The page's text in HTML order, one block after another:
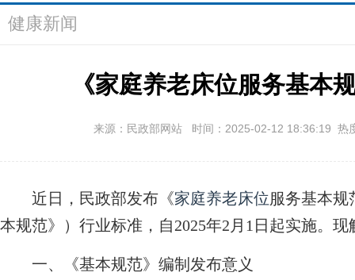
健康新闻
《家庭养老床位服务基本
来源：民政部网站 时间：2025-02-12 18:36:19 热
近日，民政部发布《家庭养老床位服务基本规
本规范》）行业标准，自2025年2月1日起实施。现
一、《基本规范》编制发布意义